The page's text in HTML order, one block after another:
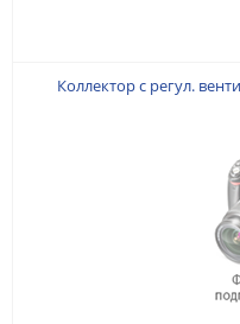
Коллектор с регул.